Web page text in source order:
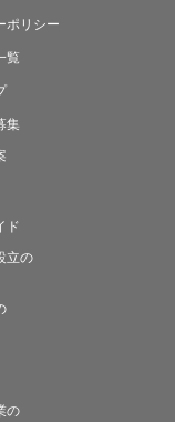
ポリシー
覧
集
ド
立の
の